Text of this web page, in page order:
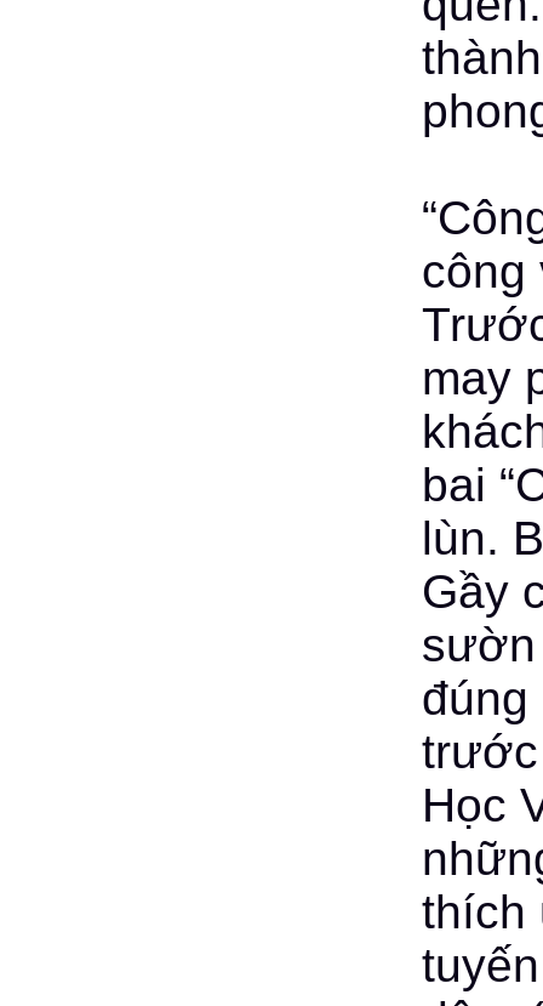
công
may
bai
lùn.
Gầy
sườn
trước
Học
thích